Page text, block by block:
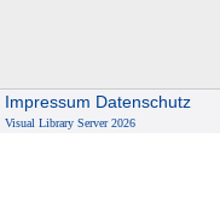
Impressum Datenschutz
Visual Library Server 2026